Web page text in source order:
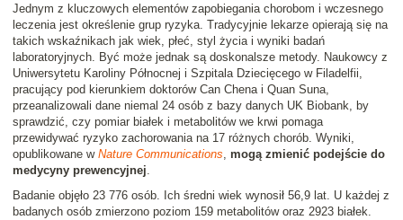
Jednym z kluczowych elementów zapobiegania chorobom i wczesnego
leczenia jest określenie grup ryzyka. Tradycyjnie lekarze opierają się na
takich wskaźnikach jak wiek, płeć, styl życia i wyniki badań
laboratoryjnych. Być może jednak są doskonalsze metody. Naukowcy z
Uniwersytetu Karoliny Północnej i Szpitala Dziecięcego w Filadelfii,
pracujący pod kierunkiem doktorów Can Chena i Quan Suna,
przeanalizowali dane niemal 24 osób z bazy danych UK Biobank, by
sprawdzić, czy pomiar białek i metabolitów we krwi pomaga
przewidywać ryzyko zachorowania na 17 różnych chorób. Wyniki,
opublikowane w Nature Communications, mogą zmienić podejście do
medycyny prewencyjnej.
Badanie objęło 23 776 osób. Ich średni wiek wynosił 56,9 lat. U każdej z
badanych osób zmierzono poziom 159 metabolitów oraz 2923 białek.